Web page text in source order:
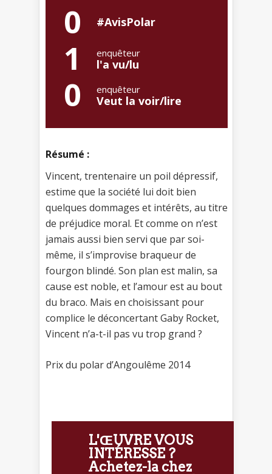
0 #AvisPolar
1 enquêteur
l'a vu/lu
0 enquêteur
Veut la voir/lire
Résumé :
Vincent, trentenaire un poil dépressif,
estime que la société lui doit bien
quelques dommages et intérêts, au titre
de préjudice moral. Et comme on n’est
jamais aussi bien servi que par soi-
même, il s’improvise braqueur de
fourgon blindé. Son plan est malin, sa
cause est noble, et l’amour est au bout
du braco. Mais en choisissant pour
complice le déconcertant Gaby Rocket,
Vincent n’a-t-il pas vu trop grand ?
Prix du polar d’Angoulême 2014
L'ŒUVRE VOUS
INTÉRESSE ?
Achetez-la chez